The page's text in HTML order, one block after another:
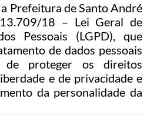
Prefeitura de Santo André
18 – Lei Geral de
Pessoais (LGPD), que
de dados pessoais
proteger os direitos
e de privacidade e
da personalidade da